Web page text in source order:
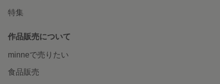
特集
作品販売について
minneで売りたい
食品販売